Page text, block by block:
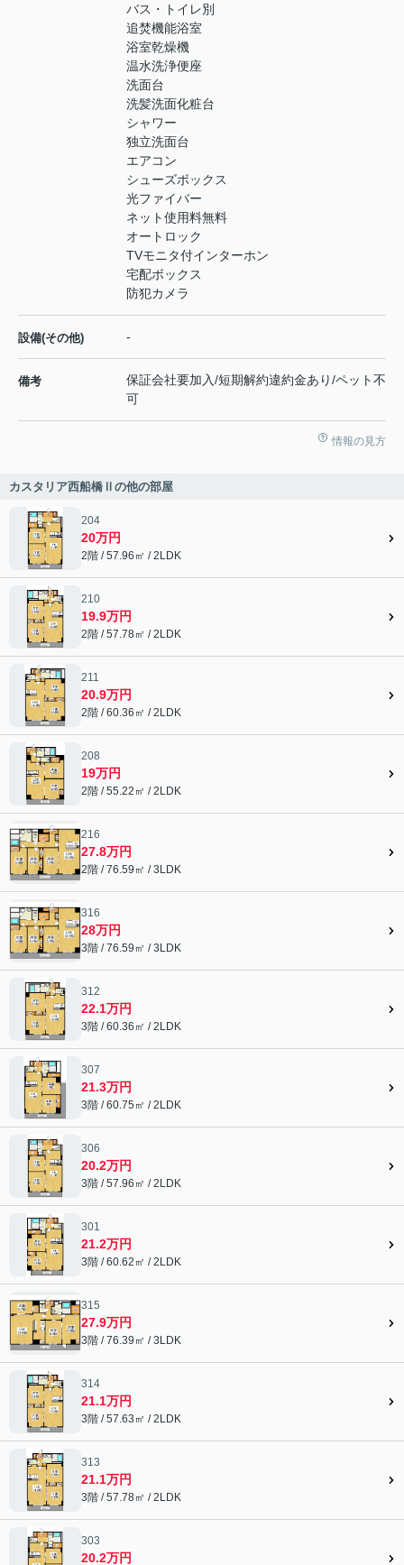
バス・トイレ別
追焚機能浴室
浴室乾燥機
温水洗浄便座
洗面台
洗髪洗面化粧台
シャワー
独立洗面台
エアコン
シューズボックス
光ファイバー
ネット使用料無料
オートロック
TVモニタ付インターホン
宅配ボックス
防犯カメラ
設備(その他) -
備考
保証会社要加入/短期解約違約金あり/ペット不
可
情報の見方
カスタリア西船橋Ⅱの他の部屋
204
20万円
2階 / 57.96㎡ / 2LDK
210
19.9万円
2階 / 57.78㎡ / 2LDK
211
20.9万円
2階 / 60.36㎡ / 2LDK
208
19万円
2階 / 55.22㎡ / 2LDK
216
27.8万円
2階 / 76.59㎡ / 3LDK
316
28万円
3階 / 76.59㎡ / 3LDK
312
22.1万円
3階 / 60.36㎡ / 2LDK
307
21.3万円
3階 / 60.75㎡ / 2LDK
306
20.2万円
3階 / 57.96㎡ / 2LDK
301
21.2万円
3階 / 60.62㎡ / 2LDK
315
27.9万円
3階 / 76.39㎡ / 3LDK
314
21.1万円
3階 / 57.63㎡ / 2LDK
313
21.1万円
3階 / 57.78㎡ / 2LDK
303
20.2万円